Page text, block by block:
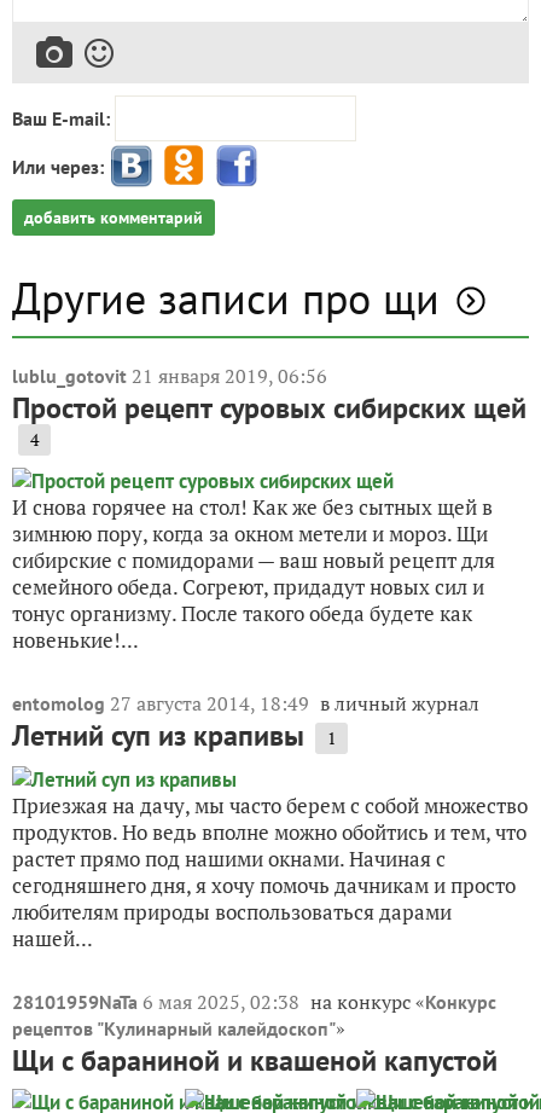
Ваш E-mail:
Или через:
добавить комментарий
Другие записи про щи
lublu_gotovit 21 января 2019, 06:56
Простой рецепт суровых сибирских щей
4
И снова горячее на стол! Как же без сытных щей в
зимнюю пору, когда за окном метели и мороз. Щи
сибирские с помидорами — ваш новый рецепт для
семейного обеда. Согреют, придадут новых сил и
тонус организму. После такого обеда будете как
новенькие!...
entomolog 27 августа 2014, 18:49 в личный журнал
Летний суп из крапивы 1
Приезжая на дачу, мы часто берем с собой множество
продуктов. Но ведь вполне можно обойтись и тем, что
растет прямо под нашими окнами. Начиная с
сегодняшнего дня, я хочу помочь дачникам и просто
любителям природы воспользоваться дарами
нашей...
28101959NaTa 6 мая 2025, 02:38 на конкурс «Конкурс
рецептов "Кулинарный калейдоскоп"»
Щи с бараниной и квашеной капустой